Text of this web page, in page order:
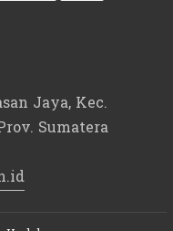
Jaya, Kec.
Sumatera